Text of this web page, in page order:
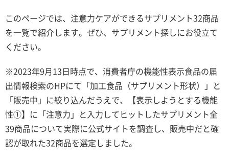
このページでは、注意力ケアができるサプリメント32商品
を一覧で紹介します。ぜひ、サプリメント探しにお役立て
ください。
※2023年9月13日時点で、消費者庁の機能性表示食品の届
出情報検索のHPにて「加工食品（サプリメント形状）」と
「販売中」に絞り込んだうえで、【表示しようとする機能
性①】に「注意力」と入力してヒットしたサプリメント全
39商品について実際に公式サイトを調査し、販売中だと確
認が取れた32商品を選定しました。